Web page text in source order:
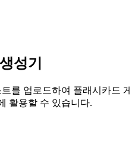
성기
를 업로드하여 플래시카드
활용할 수 있습니다.